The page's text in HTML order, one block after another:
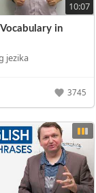
10:07
in
jezika
3745